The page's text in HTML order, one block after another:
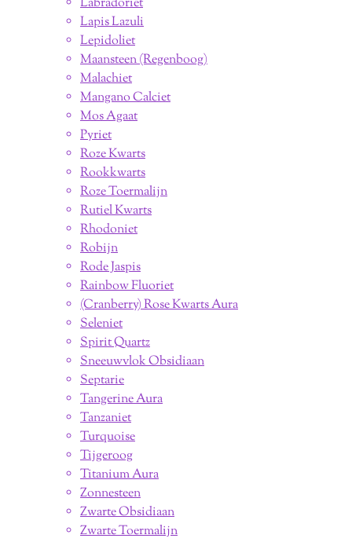
Labradoriet
Lapis Lazuli
Lepidoliet
Maansteen (Regenboog)
Malachiet
Mangano Calciet
Mos Agaat
Pyriet
Roze Kwarts
Rookkwarts
Roze Toermalijn
Rutiel Kwarts
Rhodoniet
Robijn
Rode Jaspis
Rainbow Fluoriet
(Cranberry) Rose Kwarts Aura
Seleniet
Spirit Quartz
Sneeuwvlok Obsidiaan
Septarie
Tangerine Aura
Tanzaniet
Turquoise
Tijgeroog
Titanium Aura
Zonnesteen
Zwarte Obsidiaan
Zwarte Toermalijn